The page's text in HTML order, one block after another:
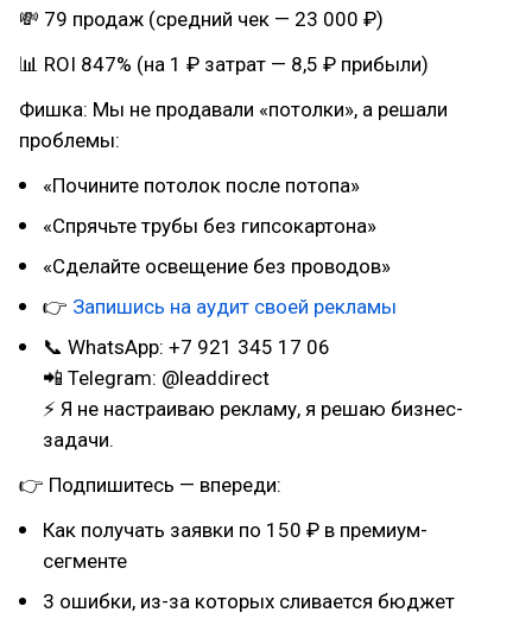
💸 79 продаж (средний чек — 23 000 ₽)
📊 ROI 847% (на 1 ₽ затрат — 8,5 ₽ прибыли)
Фишка: Мы не продавали «потолки», а решали
проблемы:
«Почините потолок после потопа»
«Спрячьте трубы без гипсокартона»
«Сделайте освещение без проводов»
👉 Запишись на аудит своей рекламы
📞 WhatsApp: +7 921 345 17 06
📲 Telegram: @leaddirect
⚡ Я не настраиваю рекламу, я решаю бизнес-
задачи.
👉 Подпишитесь — впереди:
Как получать заявки по 150 ₽ в премиум-
сегменте
3 ошибки, из-за которых сливается бюджет